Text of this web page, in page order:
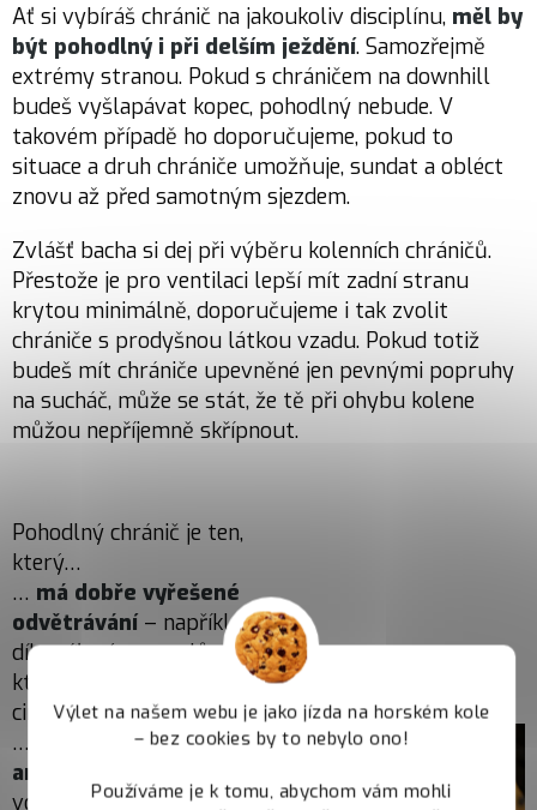
Výlet na našem webu je jako jízda na horském kole
– bez cookies by to nebylo ono!
Používáme je k tomu, abychom vám mohli
Ať si vybíráš chránič na jakoukoliv disciplínu, měl by
být pohodlný i při delším ježdění. Samozřejmě
extrémy stranou. Pokud s chráničem na downhill
budeš vyšlapávat kopec, pohodlný nebude. V
takovém případě ho doporučujeme, pokud to
situace a druh chrániče umožňuje, sundat a obléct
znovu až před samotným sjezdem.
Zvlášť bacha si dej při výběru kolenních chráničů.
Přestože je pro ventilaci lepší mít zadní stranu
krytou minimálně, doporučujeme i tak zvolit
chrániče s prodyšnou látkou vzadu. Pokud totiž
budeš mít chrániče upevněné jen pevnými popruhy
na sucháč, může se stát, že tě při ohybu kolene
můžou nepříjemně skřípnout.
Pohodlný chránič je ten,
který…
… má dobře vyřešené
odvětrávání – například
díky síťovým panelům,
které umožňují dobrou
cirkulaci vzduchu;
…
respektuje tvou
anatomii
volný ani těsný, zároveň